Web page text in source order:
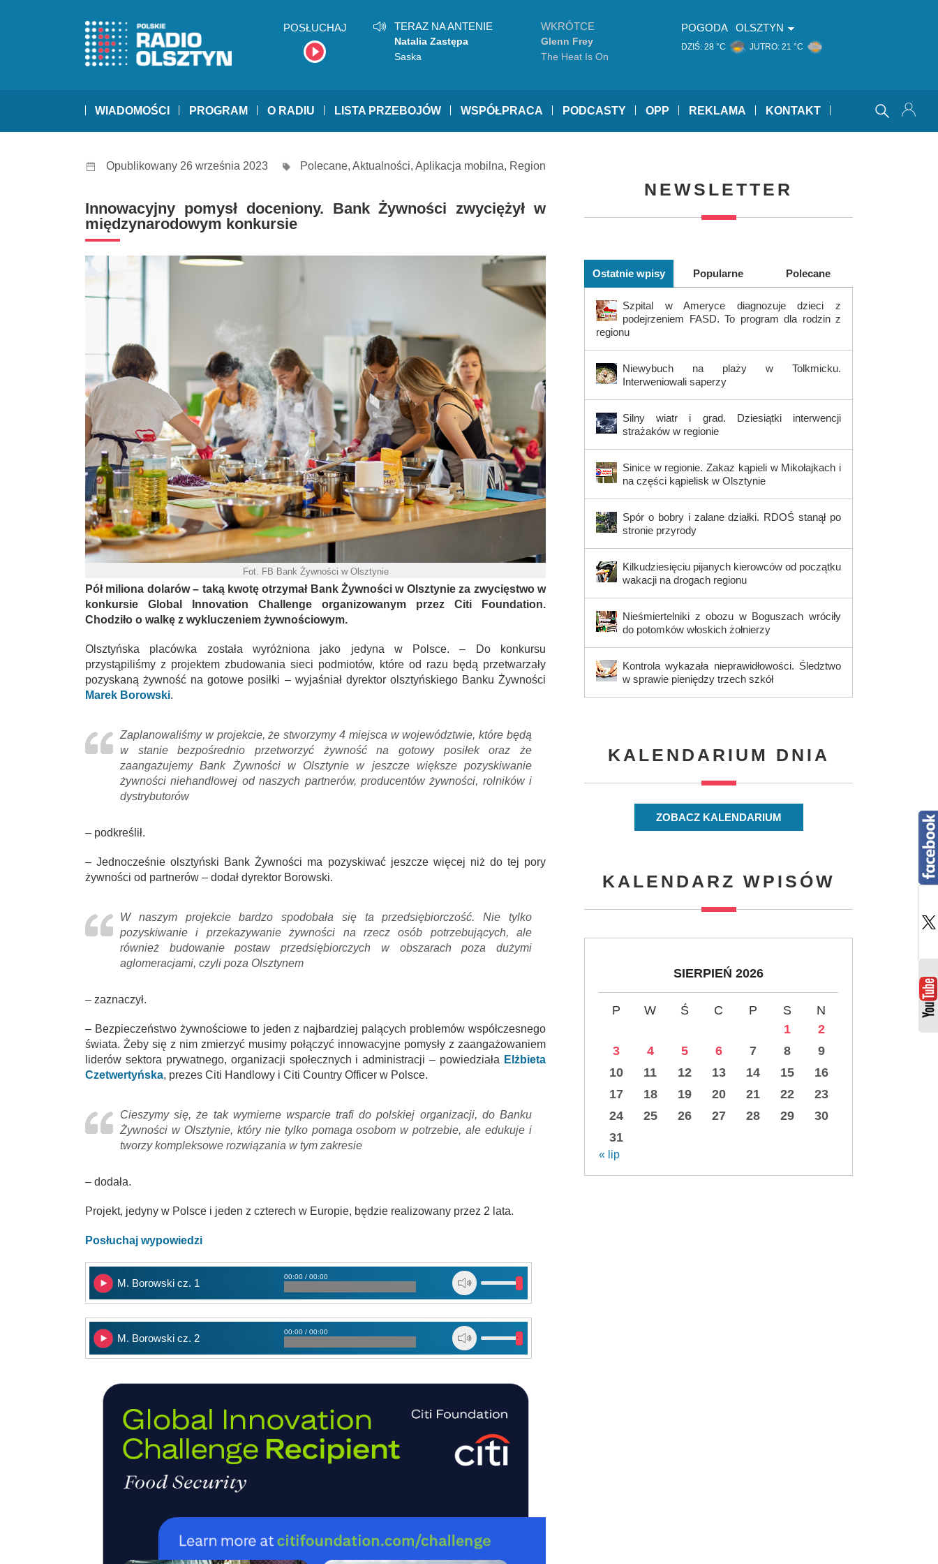
POSŁUCHAJ TERAZ NA ANTENIE
Natalia Zastępa
Saska
WKRÓTCE
Glenn Frey
The Heat Is On
POGODA OLSZTYN
DZIŚ: 28 °C JUTRO: 21 °C
WIADOMOŚCI PROGRAM O RADIU LISTA PRZEBOJÓW WSPÓŁPRACA PODCASTY OPP REKLAMA KONTAKT
Opublikowany 26 września 2023 Polecane, Aktualności, Aplikacja mobilna, Region
Innowacyjny pomysł doceniony. Bank Żywności zwyciężył w
międzynarodowym konkursie
Fot. FB Bank Żywności w Olsztynie
Pół miliona dolarów – taką kwotę otrzymał Bank Żywności w Olsztynie za zwycięstwo w
konkursie Global Innovation Challenge organizowanym przez Citi Foundation.
Chodziło o walkę z wykluczeniem żywnościowym.
Olsztyńska placówka została wyróżniona jako jedyna w Polsce. – Do konkursu
przystąpiliśmy z projektem zbudowania sieci podmiotów, które od razu będą przetwarzały
pozyskaną żywność na gotowe posiłki – wyjaśniał dyrektor olsztyńskiego Banku Żywności
Marek Borowski.
Zaplanowaliśmy w projekcie, że stworzymy 4 miejsca w województwie, które będą
w stanie bezpośrednio przetworzyć żywność na gotowy posiłek oraz że
zaangażujemy Bank Żywności w Olsztynie w jeszcze większe pozyskiwanie
żywności niehandlowej od naszych partnerów, producentów żywności, rolników i
dystrybutorów
– podkreślił.
– Jednocześnie olsztyński Bank Żywności ma pozyskiwać jeszcze więcej niż do tej pory
żywności od partnerów – dodał dyrektor Borowski.
W naszym projekcie bardzo spodobała się ta przedsiębiorczość. Nie tylko
pozyskiwanie i przekazywanie żywności na rzecz osób potrzebujących, ale
również budowanie postaw przedsiębiorczych w obszarach poza dużymi
aglomeracjami, czyli poza Olsztynem
– zaznaczył.
– Bezpieczeństwo żywnościowe to jeden z najbardziej palących problemów współczesnego
świata. Żeby się z nim zmierzyć musimy połączyć innowacyjne pomysły z zaangażowaniem
liderów sektora prywatnego, organizacji społecznych i administracji – powiedziała Elżbieta
Czetwertyńska, prezes Citi Handlowy i Citi Country Officer w Polsce.
Cieszymy się, że tak wymierne wsparcie trafi do polskiej organizacji, do Banku
Żywności w Olsztynie, który nie tylko pomaga osobom w potrzebie, ale edukuje i
tworzy kompleksowe rozwiązania w tym zakresie
– dodała.
Projekt, jedyny w Polsce i jeden z czterech w Europie, będzie realizowany przez 2 lata.
Posłuchaj wypowiedzi
M. Borowski cz. 1
00:00 / 00:00
M. Borowski cz. 2
00:00 / 00:00
NEWSLETTER
Ostatnie wpisy Popularne Polecane
Szpital w Ameryce diagnozuje dzieci z
podejrzeniem FASD. To program dla rodzin z
regionu
Niewybuch na plaży w Tolkmicku.
Interweniowali saperzy
Silny wiatr i grad. Dziesiątki interwencji
strażaków w regionie
Sinice w regionie. Zakaz kąpieli w Mikołajkach i
na części kąpielisk w Olsztynie
Spór o bobry i zalane działki. RDOŚ stanął po
stronie przyrody
Kilkudziesięciu pijanych kierowców od początku
wakacji na drogach regionu
Nieśmiertelniki z obozu w Boguszach wróciły
do potomków włoskich żołnierzy
Kontrola wykazała nieprawidłowości. Śledztwo
w sprawie pieniędzy trzech szkół
KALENDARIUM DNIA
ZOBACZ KALENDARIUM
KALENDARZ WPISÓW
SIERPIEŃ 2026
P W Ś C P S
N
1
2
3
4 5 6 7 8
9
10
11 12 13 14 15
16
17
18 19 20 21 22
23
24
25 26 27 28 29
30
31
« lip